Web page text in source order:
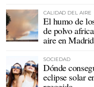
CALIDAD DEL AIRE
El humo de
de polvo
aire en Madrid
SOCIEDAD
Dónde
eclipse solar